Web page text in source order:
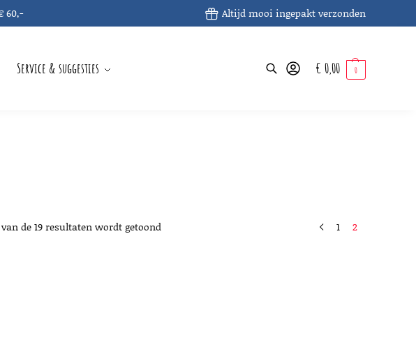
60,- Altijd mooi ingepakt verzonden
Service & suggesties € 0,00 0
van de 19 resultaten wordt getoond 1 2